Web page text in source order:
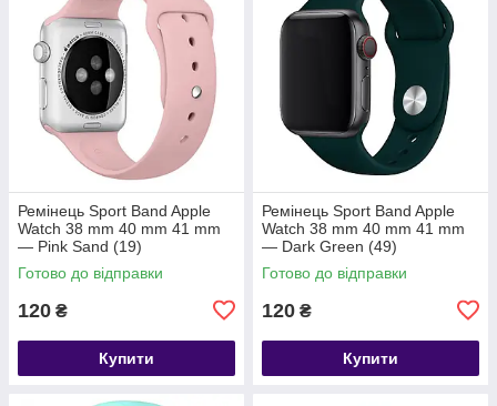
Ремінець Sport Band Apple
Watch 38 mm 40 mm 41 mm
— Pink Sand (19)
Готово до відправки
120 ₴
Купити
Ремінець Sport Band Apple
Watch 38 mm 40 mm 41 mm
— Dark Green (49)
Готово до відправки
120 ₴
Купити